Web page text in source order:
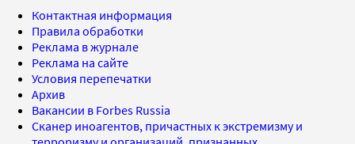
Контактная информация
Правила обработки
Реклама в журнале
Реклама на сайте
Условия перепечатки
Архив
Вакансии в Forbes Russia
Сканер иноагентов, причастных к экстремизму и